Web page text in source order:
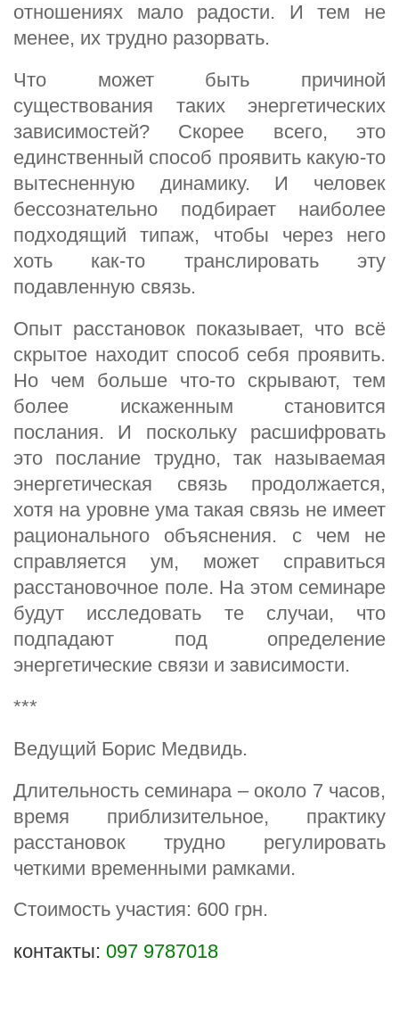
отношениях мало радости. И тем не
менее, их трудно разорвать.
Что может быть причиной
существования таких энергетических
зависимостей? Скорее всего, это
единственный способ проявить какую-то
вытесненную динамику. И человек
бессознательно подбирает наиболее
подходящий типаж, чтобы через него
хоть как-то транслировать эту
подавленную связь.
Опыт расстановок показывает, что всё
скрытое находит способ себя проявить.
Но чем больше что-то скрывают, тем
более искаженным становится
послания. И поскольку расшифровать
это послание трудно, так называемая
энергетическая связь продолжается,
хотя на уровне ума такая связь не имеет
рационального объяснения. с чем не
справляется ум, может справиться
расстановочное поле. На этом семинаре
будут исследовать те случаи, что
подпадают под определение
энергетические связи и зависимости.
***
Ведущий Борис Медвидь.
Длительность семинара – около 7 часов,
время приблизительное, практику
расстановок трудно регулировать
четкими временными рамками.
Стоимость участия: 600 грн.
контакты: 097 9787018